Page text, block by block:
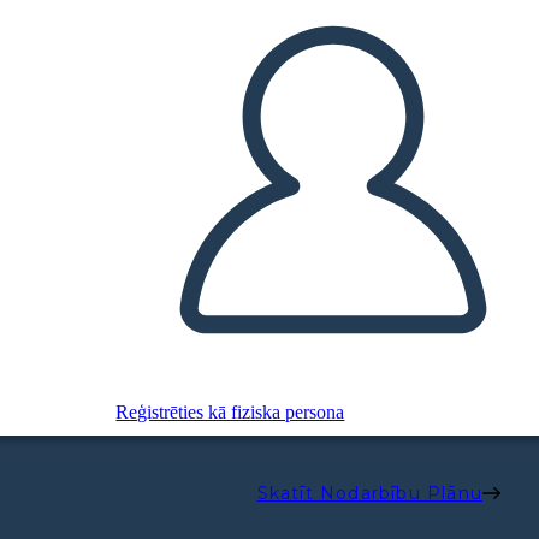
Reģistrēties kā fiziska persona
Skatīt Nodarbību Plānu